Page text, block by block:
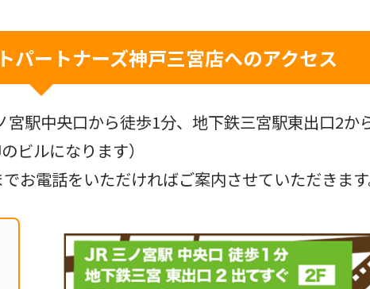
パートナーズ神戸三宮店へのアクセス
駅中央口から徒歩1分、地下鉄三宮駅東出口2か
ビルになります）
でお電話をいただければご案内させていただきます